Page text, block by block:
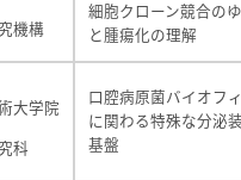
機構
細胞クローン競合の
と腫瘍化の理解
大学院
科
口腔病原菌バイオフ
に関わる特殊な分泌
基盤